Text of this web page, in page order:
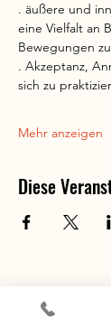
. äußere und
eine Vielfalt an
Bewegungen
. Akzeptanz,
sich zu
Mehr anzeigen
Diese